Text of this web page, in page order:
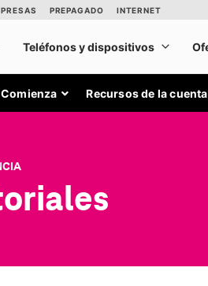
Comienza Recursos de la cuenta